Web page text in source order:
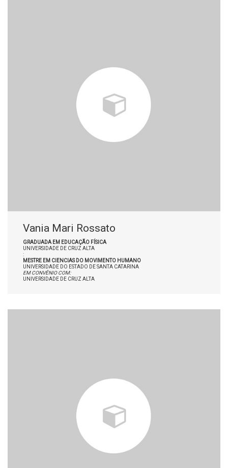
Vania Mari Rossato
GRADUADA EM EDUCAÇÃO FÍSICA
UNIVERSIDADE DE CRUZ ALTA
:
MESTRE EM CIENCIAS DO MOVIMENTO HUMANO
UNIVERSIDADE DO ESTADO DE SANTA CATARINA
EM CONVÊNIO COM:
UNIVERSIDADE DE CRUZ ALTA